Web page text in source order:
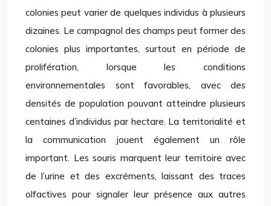
colonies peut varier de quelques individus à plusieurs
dizaines. Le campagnol des champs peut former des
colonies plus importantes, surtout en période de
prolifération, lorsque les conditions
environnementales sont favorables, avec des
densités de population pouvant atteindre plusieurs
centaines d’individus par hectare. La territorialité et
la communication jouent également un rôle
important. Les souris marquent leur territoire avec
de l’urine et des excréments, laissant des traces
olfactives pour signaler leur présence aux autres